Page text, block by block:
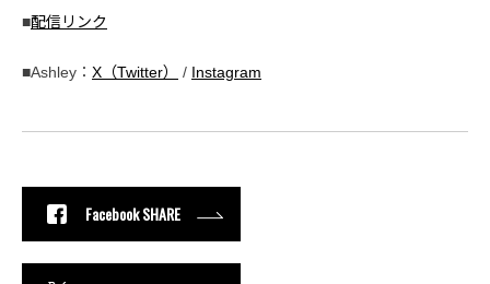
■配信リンク
■Ashley： X（Twitter） / Instagram
Facebook SHARE